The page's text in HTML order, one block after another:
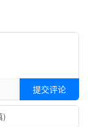
提交评论